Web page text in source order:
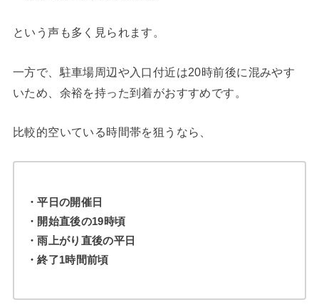
という声も多く見られます。
一方で、駐車場周辺や入口付近は20時前後に混みやす
いため、余裕を持った到着がおすすめです。
比較的空いている時間帯を狙うなら、
・平日の開催日
・開始直後の19時頃
・雨上がり直後の平日
・終了1時間前頃